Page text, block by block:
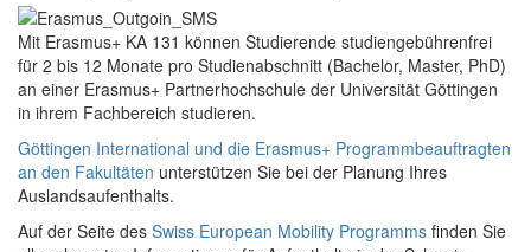
Mit Erasmus+ KA 131 können Studierende studiengebührenfrei
für 2 bis 12 Monate pro Studienabschnitt (Bachelor, Master, PhD)
an einer Erasmus+ Partnerhochschule der Universität Göttingen
in ihrem Fachbereich studieren.
Göttingen International und die Erasmus+ Programmbeauftragten
an den Fakultäten unterstützen Sie bei der Planung Ihres
Auslandsaufenthalts.
Auf der Seite des Swiss European Mobility Programms finden Sie